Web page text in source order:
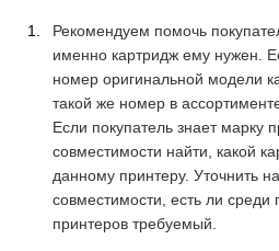
Рекомендуем помочь
именно картридж ему нужен.
номер оригинальной модели
такой же номер в
Если покупатель знает марку
совместимости найти, какой
данному принтеру. Уточнить
совместимости, есть ли
принтеров требуемый.